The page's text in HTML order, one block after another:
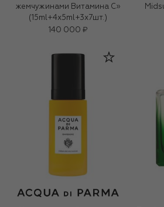
жемчужинами Витамина С»
(15ml+4x5ml+3x7шт.)
140 000 ₽